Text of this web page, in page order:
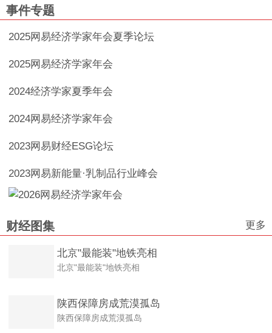
事件专题
2025网易经济学家年会夏季论坛
2025网易经济学家年会
2024经济学家夏季年会
2024网易经济学家年会
2023网易财经ESG论坛
2023网易新能量·乳制品行业峰会
财经图集 更多
北京"最能装"地铁亮相
北京"最能装"地铁亮相
陕西保障房成荒漠孤岛
陕西保障房成荒漠孤岛